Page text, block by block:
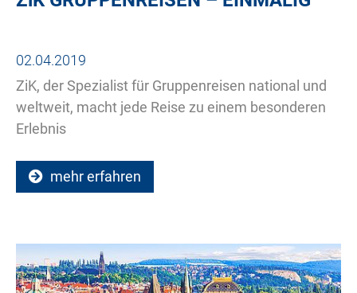
02.04.2019
ZiK, der Spezialist für Gruppenreisen national und
weltweit, macht jede Reise zu einem besonderen
Erlebnis
mehr erfahren